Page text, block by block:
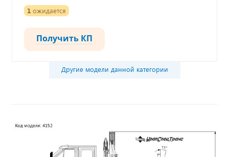
1 ожидается
Получить КП
Другие модели данной категории